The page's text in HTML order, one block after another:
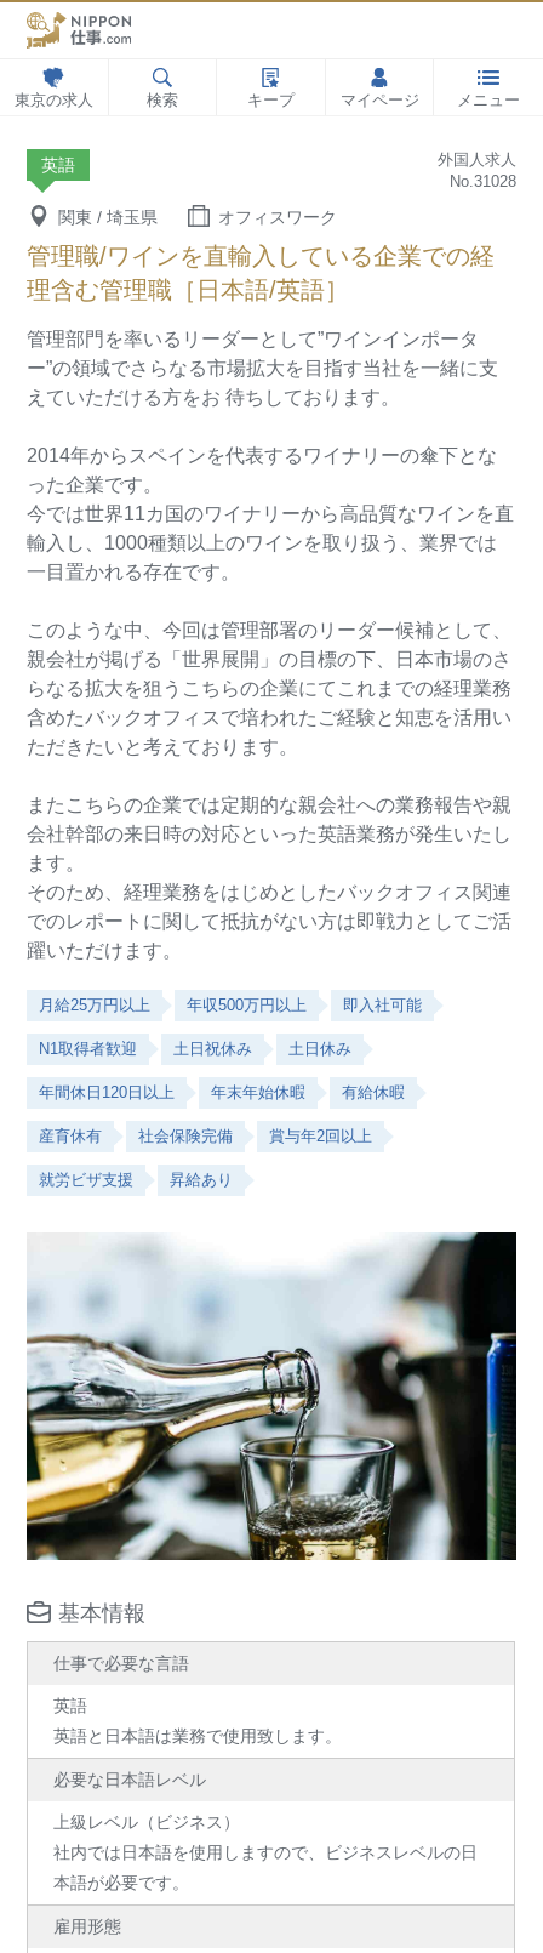
東京の求人 検索 キープ マイページ メニュー
英語
外国人求人
No.31028
関東 / 埼玉県 オフィスワーク
管理職/ワインを直輸入している企業での経
理含む管理職［日本語/英語］
管理部門を率いるリーダーとして”ワインインポータ
ー”の領域でさらなる市場拡大を目指す当社を一緒に支
えていただける方をお 待ちしております。
2014年からスペインを代表するワイナリーの傘下とな
った企業です。
今では世界11カ国のワイナリーから高品質なワインを直
輸入し、1000種類以上のワインを取り扱う、業界では
一目置かれる存在です。
このような中、今回は管理部署のリーダー候補として、
親会社が掲げる「世界展開」の目標の下、日本市場のさ
らなる拡大を狙うこちらの企業にてこれまでの経理業務
含めたバックオフィスで培われたご経験と知恵を活用い
ただきたいと考えております。
またこちらの企業では定期的な親会社への業務報告や親
会社幹部の来日時の対応といった英語業務が発生いたし
ます。
そのため、経理業務をはじめとしたバックオフィス関連
でのレポートに関して抵抗がない方は即戦力としてご活
躍いただけます。
月給25万円以上 年収500万円以上 即入社可能
N1取得者歓迎 土日祝休み 土日休み
年間休日120日以上 年末年始休暇 有給休暇
産育休有 社会保険完備 賞与年2回以上
就労ビザ支援 昇給あり
基本情報
仕事で必要な言語
英語
英語と日本語は業務で使用致します。
必要な日本語レベル
上級レベル（ビジネス）
社内では日本語を使用しますので、ビジネスレベルの日
本語が必要です。
雇用形態